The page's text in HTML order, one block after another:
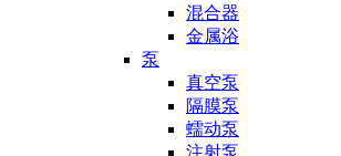
混合器
金属浴
泵
真空泵
隔膜泵
蠕动泵
注射泵